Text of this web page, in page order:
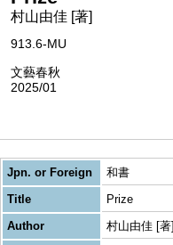
村山由佳 [著]
913.6-MU
文藝春秋
2025/01
Jpn. or Foreign
和書
Title
Prize
Author
村山由佳 [著]